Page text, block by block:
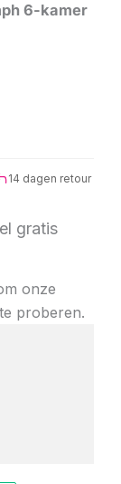
6-kamer
14 dagen retour
gratis
onze
proberen.